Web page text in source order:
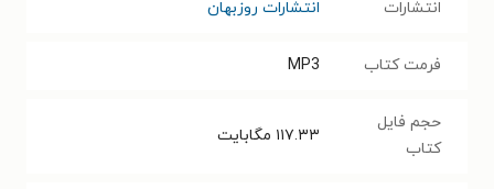
انتشارات انتشارات روزبهان
فرمت کتاب MP3
حجم فایل
کتاب
۱۱۷.۳۳ مگابایت